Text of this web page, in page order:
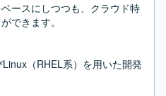
ースにしつつも、クラウド特
できます。
（RHEL系）を用いた開発